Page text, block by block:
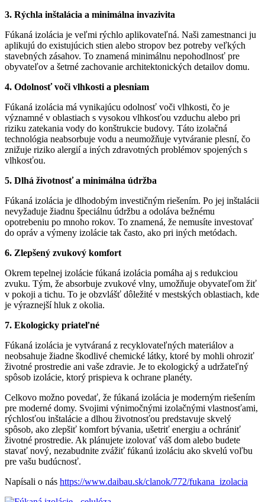
3. Rýchla inštalácia a minimálna invazivita
Fúkaná izolácia je veľmi rýchlo aplikovateľná. Naši zamestnanci ju
aplikujú do existujúcich stien alebo stropov bez potreby veľkých
stavebných zásahov. To znamená minimálnu nepohodlnosť pre
obyvateľov a šetrné zachovanie architektonických detailov domu.
4. Odolnosť voči vlhkosti a plesniam
Fúkaná izolácia má vynikajúcu odolnosť voči vlhkosti, čo je
významné v oblastiach s vysokou vlhkosťou vzduchu alebo pri
riziku zatekania vody do konštrukcie budovy. Táto izolačná
technológia neabsorbuje vodu a neumožňuje vytváranie plesní, čo
znižuje riziko alergií a iných zdravotných problémov spojených s
vlhkosťou.
5. Dlhá životnosť a minimálna údržba
Fúkaná izolácia je dlhodobým investičným riešením. Po jej inštalácii
nevyžaduje žiadnu špeciálnu údržbu a odoláva bežnému
opotrebeniu po mnoho rokov. To znamená, že nemusíte investovať
do opráv a výmeny izolácie tak často, ako pri iných metódach.
6. Zlepšený zvukový komfort
Okrem tepelnej izolácie fúkaná izolácia pomáha aj s redukciou
zvuku. Tým, že absorbuje zvukové vlny, umožňuje obyvateľom žiť
v pokoji a tichu. To je obzvlášť dôležité v mestských oblastiach, kde
je výraznejší hluk z okolia.
7. Ekologicky priateľné
Fúkaná izolácia je vytváraná z recyklovateľných materiálov a
neobsahuje žiadne škodlivé chemické látky, ktoré by mohli ohroziť
životné prostredie ani vaše zdravie. Je to ekologický a udržateľný
spôsob izolácie, ktorý prispieva k ochrane planéty.
Celkovo možno povedať, že fúkaná izolácia je moderným riešením
pre moderné domy. Svojimi výnimočnými izolačnými vlastnosťami,
rýchlosťou inštalácie a dlhou životnosťou predstavuje skvelý
spôsob, ako zlepšiť komfort bývania, ušetriť energiu a ochrániť
životné prostredie. Ak plánujete izolovať váš dom alebo budete
stavať nový, nezabudnite zvážiť fúkanú izoláciu ako skvelú voľbu
pre vašu budúcnosť.
Napísali o nás https://www.daibau.sk/clanok/772/fukana_izolacia